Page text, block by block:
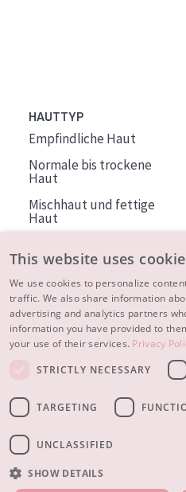
HAUTTYP
Empfindliche Haut
Normale bis trockene
Haut
Mischhaut und fettige
Haut
Haut
ÜBER DIADERMINE
Mehr über uns
Inspiration
This website uses
We use cookies to personalize
traffic. We also share information
advertising and analytics partners
information you have provided to
your use of their services. Privacy
STRICTLY NECESSARY
TARGETING
UNCLASSIFIED
SHOW DETAILS